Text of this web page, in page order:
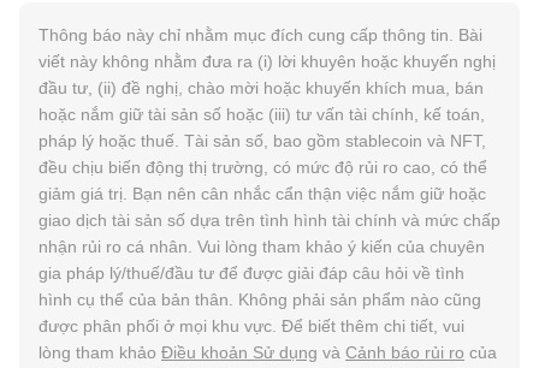
Thông báo này chỉ nhằm mục đích cung cấp thông tin. Bài
viết này không nhằm đưa ra (i) lời khuyên hoặc khuyến nghị
đầu tư, (ii) đề nghị, chào mời hoặc khuyến khích mua, bán
hoặc nắm giữ tài sản số hoặc (iii) tư vấn tài chính, kế toán,
pháp lý hoặc thuế. Tài sản số, bao gồm stablecoin và NFT,
đều chịu biến động thị trường, có mức độ rủi ro cao, có thể
giảm giá trị. Bạn nên cân nhắc cẩn thận việc nắm giữ hoặc
giao dịch tài sản số dựa trên tình hình tài chính và mức chấp
nhận rủi ro cá nhân. Vui lòng tham khảo ý kiến của chuyên
gia pháp lý/thuế/đầu tư để được giải đáp câu hỏi về tình
hình cụ thể của bản thân. Không phải sản phẩm nào cũng
được phân phối ở mọi khu vực. Để biết thêm chi tiết, vui
lòng tham khảo Điều khoản Sử dụng và Cảnh báo rủi ro của